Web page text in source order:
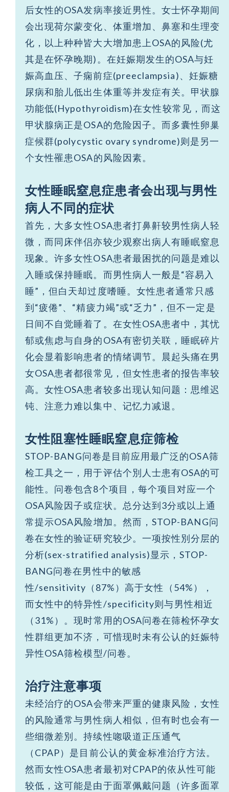
后女性的OSA发病率接近男性。女士怀孕期间
会出现荷尔蒙变化、体重增加、鼻塞和生理变
化，以上种种皆大大增加患上OSA的风险(尤
其是在怀孕晚期)。在妊娠期发生的OSA与妊
娠高血压、子痫前症(preeclampsia)、妊娠糖
尿病和胎儿低出生体重等并发症有关。甲状腺
功能低(Hypothyroidism)在女性较常见，而这
甲状腺病正是OSA的危险因子。而多囊性卵巢
症候群(polycystic ovary syndrome)则是另一
个女性罹患OSA的风险因素。
女性睡眠窒息症患者会出现与男性
病人不同的症状
首先，大多女性OSA患者打鼻鼾较男性病人轻
微，而同床伴侣亦较少观察出病人有睡眠窒息
现象。许多女性OSA患者最困扰的问题是难以
入睡或保持睡眠。而男性病人一般是“容易入
睡”，但白天却过度嗜睡。女性患者通常只感
到“疲倦”、“精疲力竭”或“乏力”，但不一定是
日间不自觉睡着了。在女性OSA患者中，其忧
郁或焦虑与自身的OSA有密切关联，睡眠碎片
化会显着影响患者的情绪调节。晨起头痛在男
女OSA患者都很常见，但女性患者的报告率较
高。女性OSA患者较多出现认知问题：思维迟
钝、注意力难以集中、记忆力减退。
女性阻塞性睡眠窒息症筛检
STOP-BANG问卷是目前应用最广泛的OSA筛
检工具之一，用于评估个別人士患有OSA的可
能性。问卷包含8个项目，每个项目对应一个
OSA风险因子或症状。总分达到3分或以上通
常提示OSA风险增加。然而，STOP-BANG问
卷在女性的验证研究较少。一项按性別分层的
分析(sex-stratified analysis)显示，STOP-
BANG问卷在男性中的敏感
性/sensitivity（87%）高于女性（54%），
而女性中的特异性/specificity则与男性相近
（31%）。现时常用的OSA问卷在筛检怀孕女
性群组更加不济，可惜现时未有公认的妊娠特
异性OSA筛检模型/问卷。
治疗注意事项
未经治疗的OSA会带来严重的健康风险，女性
的风险通常与男性病人相似，但有时也会有一
些细微差別。持续性唿吸道正压通气
（CPAP）是目前公认的黄金标准治疗方法。
然而女性OSA患者最初对CPAP的依从性可能
较低，这可能是由于面罩佩戴问题（许多面罩